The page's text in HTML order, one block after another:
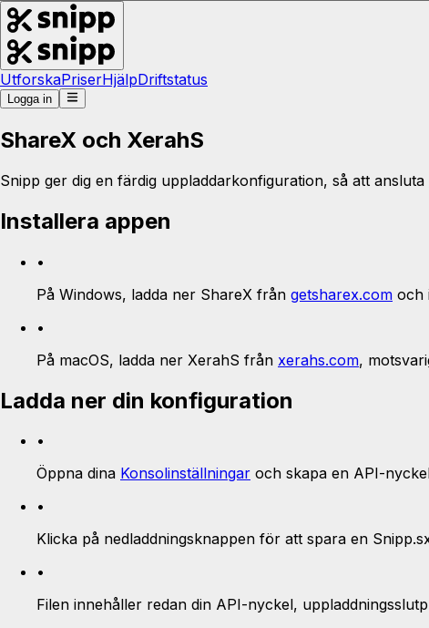
UtforskaPriserHjälpDriftstatus
Logga in
ShareX och XerahS
Snipp ger dig en färdig uppladdarkonfiguration, så att ansluta
Installera appen
•
På Windows, ladda ner ShareX från getsharex.com och
•
På macOS, ladda ner XerahS från xerahs.com,
Ladda ner din konfiguration
•
Öppna dina Konsolinställningar och skapa en API-
•
Klicka på nedladdningsknappen för att spara en
•
Filen innehåller redan din API-nyckel,